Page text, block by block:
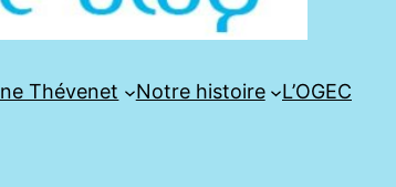
Thévenet Notre histoire L’OGEC